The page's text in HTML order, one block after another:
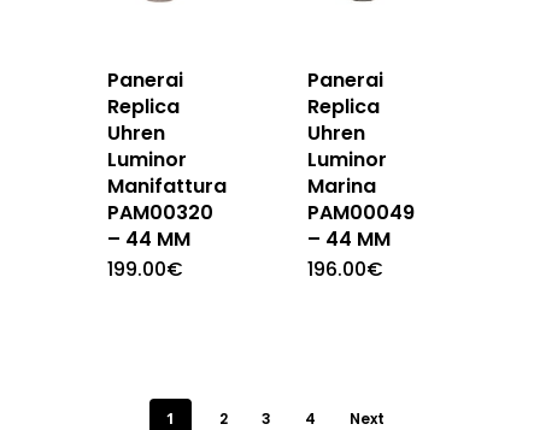
Panerai
Replica
Uhren
Luminor
Manifattura
PAM00320
– 44 MM
199.00€
Panerai
Replica
Uhren
Luminor
Marina
PAM00049
– 44 MM
196.00€
1 2 3 4 Next